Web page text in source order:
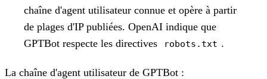
chaîne d'agent utilisateur connue et opère à partir
de plages d'IP publiées. OpenAI indique que
GPTBot respecte les directives
robots.txt .
La chaîne d'agent utilisateur de GPTBot :